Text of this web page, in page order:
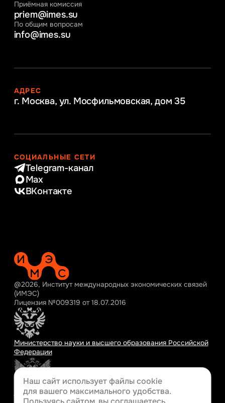
Приёмная комиссия
priem@imes.su
По общим вопросам
info@imes.su
АДРЕС
г. Москва, ул. Мосфильмовская, дом 35
СОЦИАЛЬНЫЕ СЕТИ
Telegram-канал
Max
ВКонтакте
@2026, Институт международных экономических связей
(ИМЭС)
Лицензия №009319 от 18.07.2016
Министерство науки и высшего образования Российской
Федерации
Министерство просвещения Российской Федерации
Наш сайт использует файлы cookie
для вашего максимального удобства.